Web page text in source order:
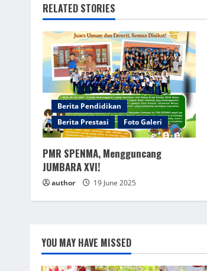
RELATED STORIES
Berita Pendidikan
Berita Prestasi
Foto Galeri
PMR SPENMA, Mengguncang
JUMBARA XVI!
author 19 June 2025
YOU MAY HAVE MISSED